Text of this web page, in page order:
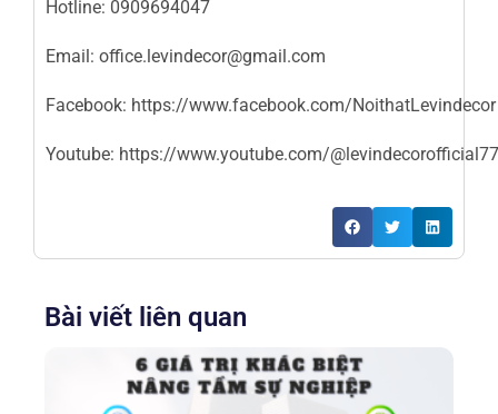
Hotline: 0909694047
Email: office.levindecor@gmail.com
Facebook: https://www.facebook.com/NoithatLevindecor
Youtube: https://www.youtube.com/
Bài viết liên quan